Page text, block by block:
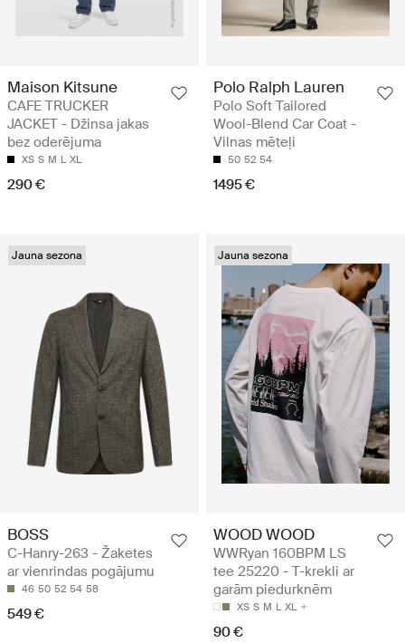
Maison Kitsune
CAFE TRUCKER
JACKET - Džinsa jakas
bez oderējuma
XS S M L XL
290 €
Polo Ralph Lauren
Polo Soft Tailored
Wool-Blend Car Coat -
Vilnas mēteļi
50 52 54
1495 €
Jauna sezona
BOSS
C-Hanry-263 - Žaketes
ar vienrindas pogājumu
46 50 52 54 58
549 €
Jauna sezona
WOOD WOOD
WWRyan 160BPM LS
tee 25220 - T-krekli ar
garām piedurknēm
XS S M L XL
90 €